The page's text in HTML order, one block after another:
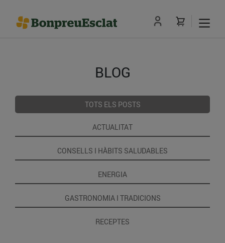
BLOG
TOTS ELS POSTS
ACTUALITAT
CONSELLS I HÀBITS SALUDABLES
ENERGIA
GASTRONOMIA I TRADICIONS
RECEPTES